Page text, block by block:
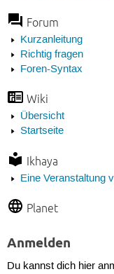
Forum
Kurzanleitung
Richtig fragen
Foren-Syntax
Wiki
Übersicht
Startseite
Ikhaya
Eine Veranstaltung
Planet
Anmelden
Du kannst dich hier